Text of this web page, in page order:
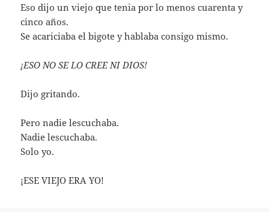
Eso dijo un viejo que tenia por lo menos cuarenta y
cinco años.
Se acariciaba el bigote y hablaba consigo mismo.
¡ESO NO SE LO CREE NI DIOS!
Dijo gritando.
Pero nadie lescuchaba.
Nadie lescuchaba.
Solo yo.
¡ESE VIEJO ERA YO!